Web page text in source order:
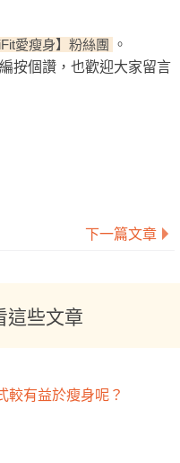
iFit愛瘦身】粉絲團
。
按個讚，也歡迎大家留言
下一篇文章
這些文章
較有益於瘦身呢？